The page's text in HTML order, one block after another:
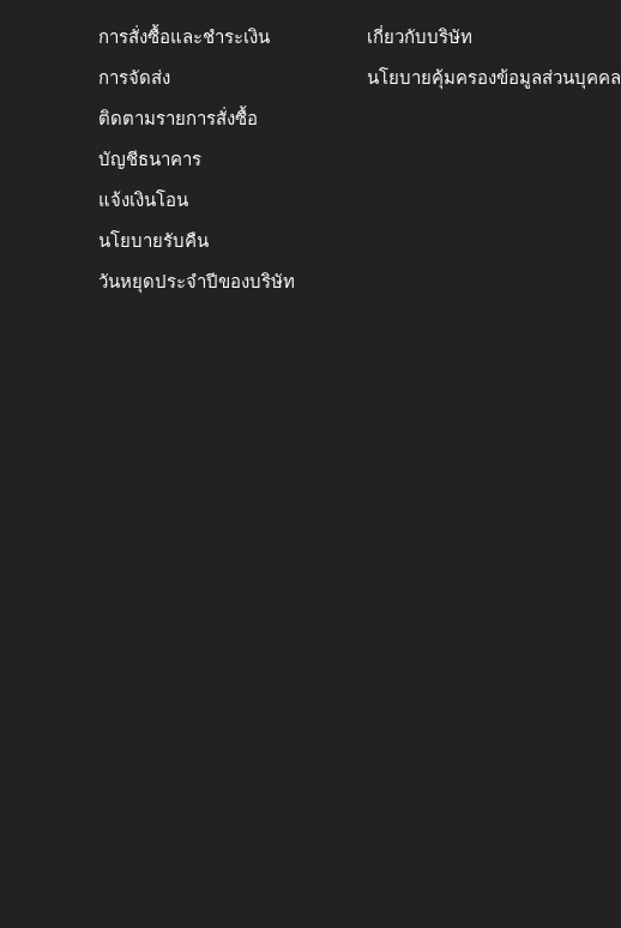
การสั่งซื้อและชำระเงิน
การจัดส่ง
ติดตามรายการสั่งซื้อ
บัญชีธนาคาร
แจ้งเงินโอน
นโยบายรับคืน
วันหยุดประจำปีของบริษัท
เกี่ยวกับบริษัท
นโยบายคุ้มครองข้อมูลส่วนบุคคล